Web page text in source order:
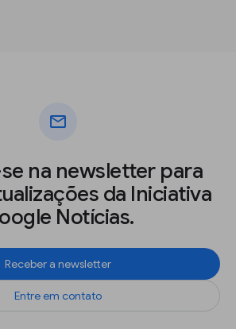
mail
na newsletter para
da Iniciativa
Notícias.
Receber a newsletter
Entre em contato